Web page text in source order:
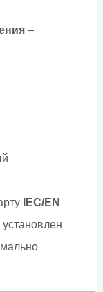
–
IEC/EN